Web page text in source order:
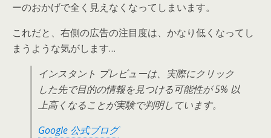
ーのおかげで全く見えなくなってしまいます。
これだと、右側の広告の注目度は、かなり低くなってし
まうような気がします…
インスタント プレビューは、実際にクリック
した先で目的の情報を見つける可能性が 5% 以
上高くなることが実験で判明しています。
Google 公式ブログ